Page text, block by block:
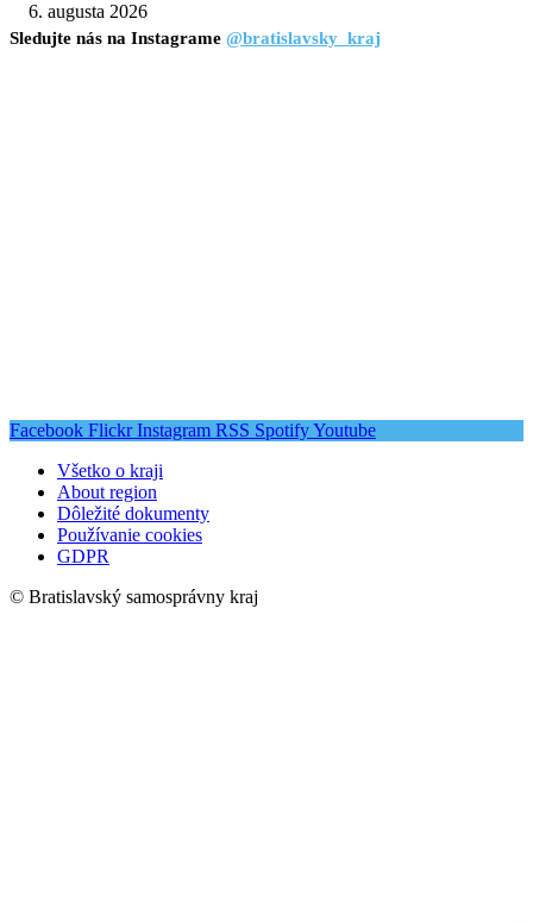
6. augusta 2026
Sledujte nás na Instagrame @bratislavsky_kraj
Facebook Flickr Instagram RSS SpotifyYoutube
Všetko o kraji
About region
Dôležité dokumenty
Používanie cookies
GDPR
© Bratislavský samosprávny kraj